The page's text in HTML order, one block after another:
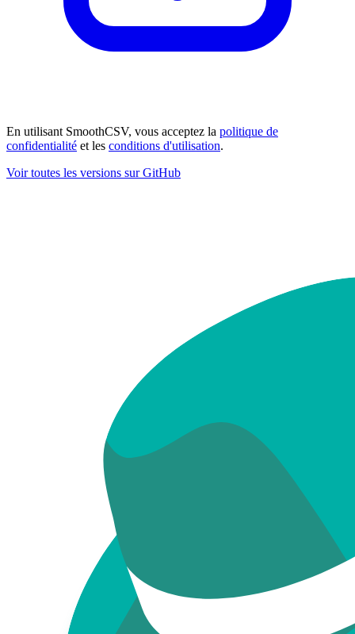
En utilisant SmoothCSV, vous acceptez la politique de
confidentialité et les conditions d'utilisation.
Voir toutes les versions sur GitHub